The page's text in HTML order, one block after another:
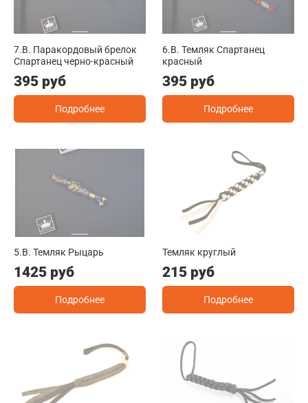
7.B. Паракордовый брелок
Спартанец черно-красный
395 руб
Подробнее
6.B. Темляк Спартанец
красный
395 руб
Подробнее
5.B. Темляк Рыцарь
1425 руб
Подробнее
Темляк круглый
215 руб
Подробнее